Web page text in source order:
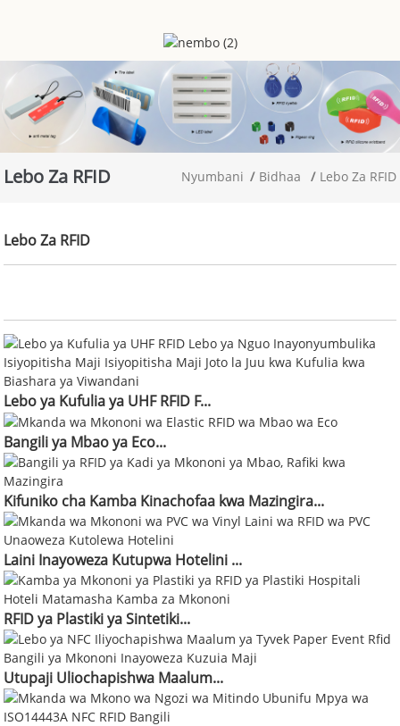
Lebo Za RFID Nyumbani Bidhaa Lebo Za RFID
Lebo Za RFID
Lebo ya Kufulia ya UHF RFID F...
Bangili ya Mbao ya Eco...
Kifuniko cha Kamba Kinachofaa kwa Mazingira...
Laini Inayoweza Kutupwa Hotelini ...
RFID ya Plastiki ya Sintetiki...
Utupaji Uliochapishwa Maalum...